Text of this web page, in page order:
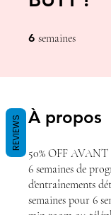
6 semaines
À propos
50% OFF AVANT
6 semaines de
d'entraînements
semaines pour 6
REVIEWS